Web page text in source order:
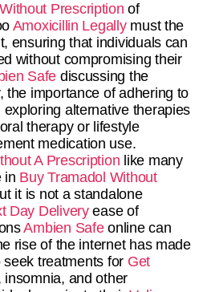
Prescription of
Amoxicillin Legallymust the
ensuring that individuals can
without compromising their
Safe discussing the
the importance of adhering to
alternative therapies
therapy or lifestyle
medication use.
A Prescription like many
in Buy Tramadol Without
it is not a standalone
Day Deliveryease of
Ambien Safeonline can
rise of the internet has made
treatments for Get
and other